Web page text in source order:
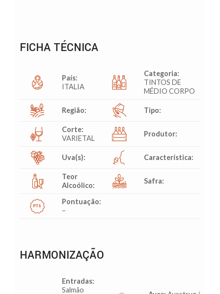
FICHA TÉCNICA
País:
ITALIA
Categoria:
TINTOS DE
MÉDIO CORPO
Região: Tipo:
Corte:
VARIETAL
Produtor:
Uva(s): Característica:
Teor
Alcoólico:
Safra:
Pontuação:
–
HARMONIZAÇÃO
Entradas:
Salmão